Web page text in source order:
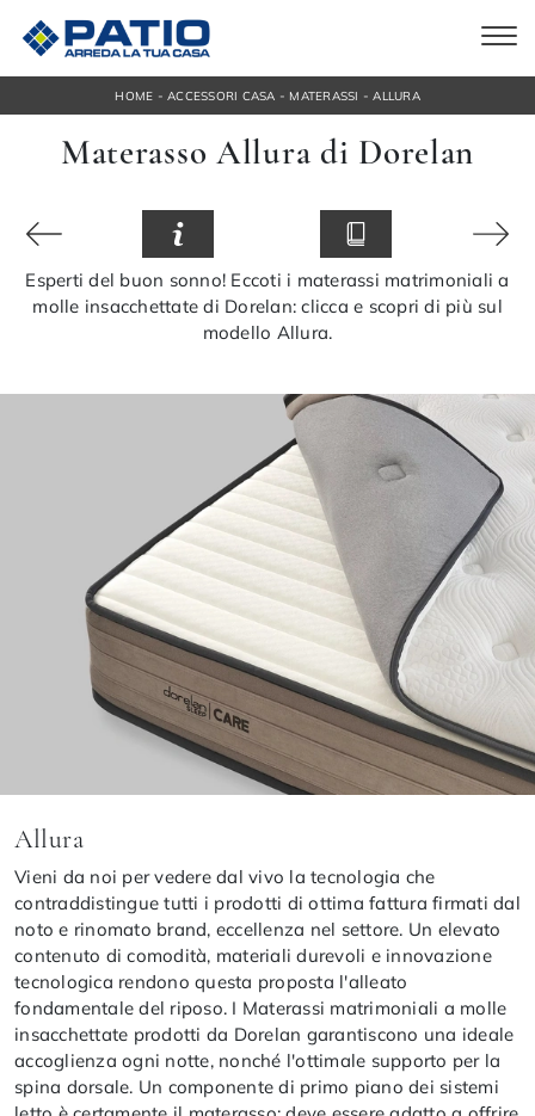
HOME - ACCESSORI CASA - MATERASSI -ALLURA
Materasso Allura di Dorelan
Esperti del buon sonno! Eccoti i materassi matrimoniali a
molle insacchettate di Dorelan: clicca e scopri di più sul
modello Allura.
Allura
Vieni da noi per vedere dal vivo la tecnologia che
contraddistingue tutti i prodotti di ottima fattura firmati dal
noto e rinomato brand, eccellenza nel settore. Un elevato
contenuto di comodità, materiali durevoli e innovazione
tecnologica rendono questa proposta l'alleato
fondamentale del riposo. I Materassi matrimoniali a molle
insacchettate prodotti da Dorelan garantiscono una ideale
accoglienza ogni notte, nonché l'ottimale supporto per la
spina dorsale. Un componente di primo piano dei sistemi